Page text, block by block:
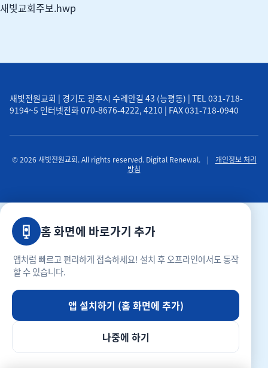
새빛교회주보.hwp
새빛전원교회 | 경기도 광주시 수레안길 43 (능평동) | TEL 031-718-
9194~5 인터넷전화 070-8676-4222, 4210 | FAX 031-718-0940
© 2026 새빛전원교회. All rights reserved. Digital Renewal. |
개인정보 처리
방침
홈 화면에 바로가기 추가
앱처럼 빠르고 편리하게 접속하세요! 설치 후 오프라인에서도 동작
할 수 있습니다.
앱 설치하기 (홈 화면에 추가)
나중에 하기